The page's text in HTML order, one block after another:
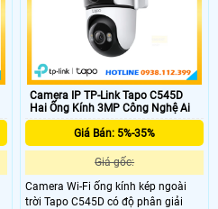
Camera IP TP-Link Tapo C545D
Hai Ống Kính 3MP Công Nghệ Ai
Giá Bán: 5%-35%
Giá gốc:
Camera Wi-Fi ống kính kép ngoài
trời Tapo C545D có độ phân giải